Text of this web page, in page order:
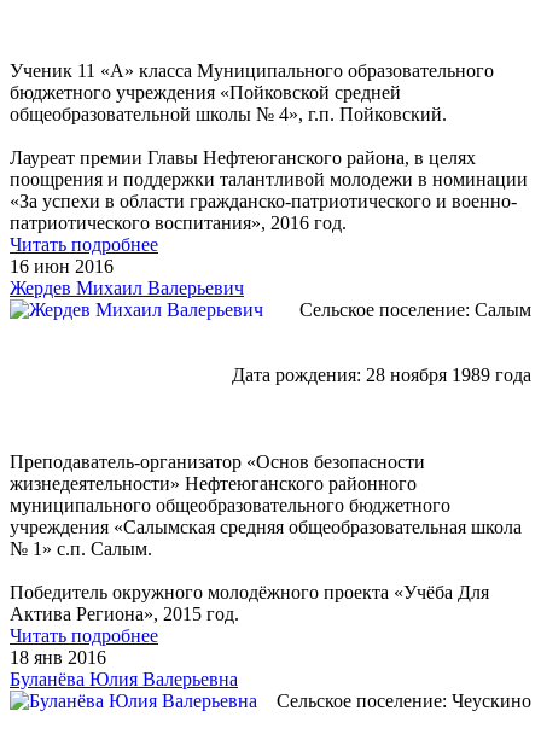
Ученик 11 «А» класса Муниципального образовательного
бюджетного учреждения «Пойковской средней
общеобразовательной школы № 4», г.п. Пойковский.
Лауреат премии Главы Нефтеюганского района, в целях
поощрения и поддержки талантливой молодежи в номинации
«За успехи в области гражданско-патриотического и военно-
патриотического воспитания», 2016 год.
Читать подробнее
16 июн 2016
Жердев Михаил Валерьевич
Сельское поселение: Салым
Дата рождения: 28 ноября 1989 года
Преподаватель-организатор «Основ безопасности
жизнедеятельности» Нефтеюганского районного
муниципального общеобразовательного бюджетного
учреждения «Салымская средняя общеобразовательная школа
№ 1» с.п. Салым.
Победитель окружного молодёжного проекта «Учёба Для
Актива Региона», 2015 год.
Читать подробнее
18 янв 2016
Буланёва Юлия Валерьевна
Сельское поселение: Чеускино